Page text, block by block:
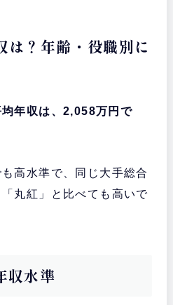
は？年齢・役職別に
年収は、2,058万円で
高水準で、同じ大手総合
丸紅」と比べても高いで
収水準